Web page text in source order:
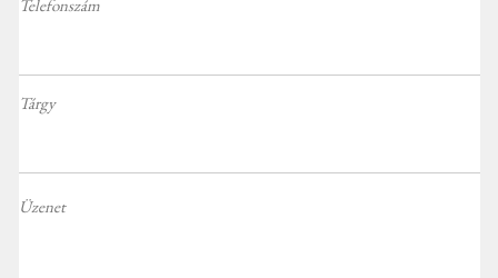
Telefonszám
Tárgy
Üzenet